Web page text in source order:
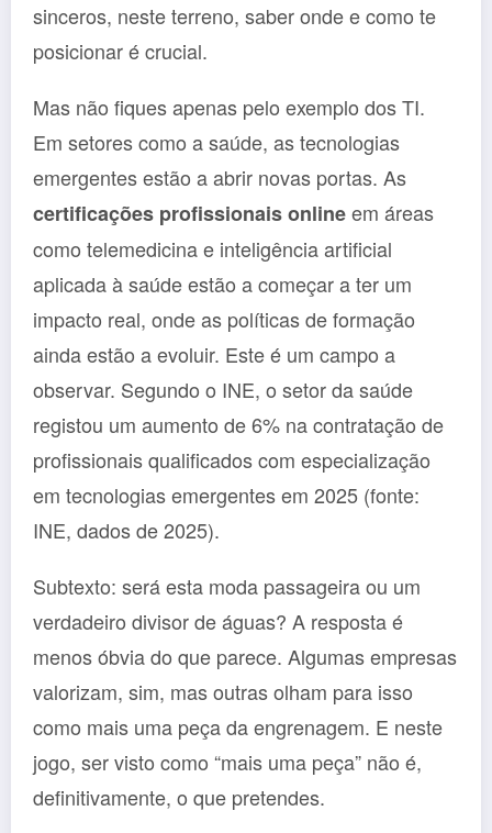
sinceros, neste terreno, saber onde e como te
posicionar é crucial.
Mas não fiques apenas pelo exemplo dos TI.
Em setores como a saúde, as tecnologias
emergentes estão a abrir novas portas. As
certificações profissionais onlineem áreas
como telemedicina e inteligência artificial
aplicada à saúde estão a começar a ter um
impacto real, onde as políticas de formação
ainda estão a evoluir. Este é um campo a
observar. Segundo o INE, o setor da saúde
registou um aumento de 6% na contratação de
profissionais qualificados com especialização
em tecnologias emergentes em 2025 (fonte:
INE, dados de 2025).
Subtexto: será esta moda passageira ou um
verdadeiro divisor de águas? A resposta é
menos óbvia do que parece. Algumas empresas
valorizam, sim, mas outras olham para isso
como mais uma peça da engrenagem. E neste
jogo, ser visto como “mais uma peça” não é,
definitivamente, o que pretendes.